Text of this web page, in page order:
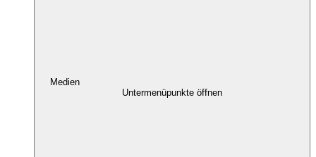
Medien
Untermenüpunkte öffnen